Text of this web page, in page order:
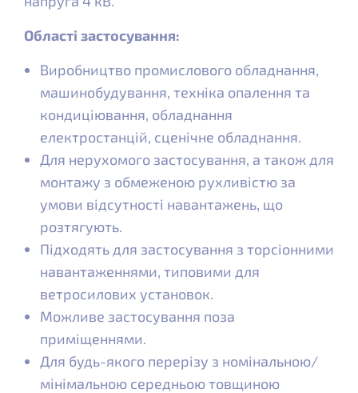
Області застосування:
Виробництво промислового обладнання,
машинобудування, техніка опалення та
кондиціювання, обладнання
електростанцій, сценічне обладнання.
Для нерухомого застосування, а також для
монтажу з обмеженою рухливістю за
умови відсутності навантажень, що
розтягують.
Підходять для застосування з торсіонними
навантаженнями, типовими для
ветросилових установок.
Можливе застосування поза
приміщеннями.
Для будь-якого перерізу з номінальною/
мінімальною середньою товщиною